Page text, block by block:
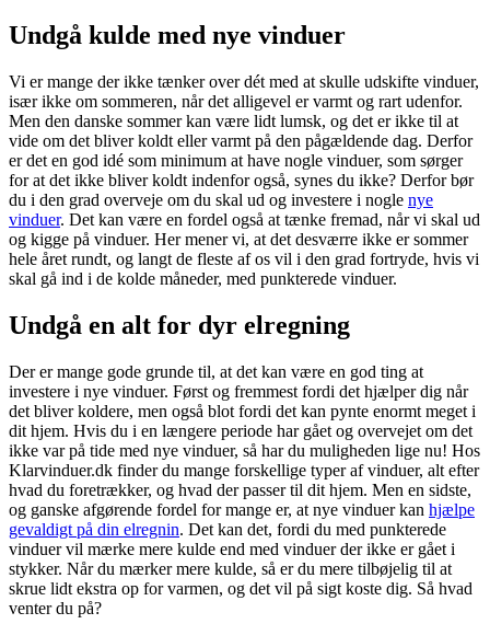
Undgå kulde med nye vinduer
Vi er mange der ikke tænker over dét med at skulle udskifte vinduer,
især ikke om sommeren, når det alligevel er varmt og rart udenfor.
Men den danske sommer kan være lidt lumsk, og det er ikke til at
vide om det bliver koldt eller varmt på den pågældende dag. Derfor
er det en god idé som minimum at have nogle vinduer, som sørger
for at det ikke bliver koldt indenfor også, synes du ikke? Derfor bør
du i den grad overveje om du skal ud og investere i nogle nye
vinduer. Det kan være en fordel også at tænke fremad, når vi skal ud
og kigge på vinduer. Her mener vi, at det desværre ikke er sommer
hele året rundt, og langt de fleste af os vil i den grad fortryde, hvis vi
skal gå ind i de kolde måneder, med punkterede vinduer.
Undgå en alt for dyr elregning
Der er mange gode grunde til, at det kan være en god ting at
investere i nye vinduer. Først og fremmest fordi det hjælper dig når
det bliver koldere, men også blot fordi det kan pynte enormt meget i
dit hjem. Hvis du i en længere periode har gået og overvejet om det
ikke var på tide med nye vinduer, så har du muligheden lige nu! Hos
Klarvinduer.dk finder du mange forskellige typer af vinduer, alt efter
hvad du foretrækker, og hvad der passer til dit hjem. Men en sidste,
og ganske afgørende fordel for mange er, at nye vinduer kan hjælpe
gevaldigt på din elregnin. Det kan det, fordi du med punkterede
vinduer vil mærke mere kulde end med vinduer der ikke er gået i
stykker. Når du mærker mere kulde, så er du mere tilbøjelig til at
skrue lidt ekstra op for varmen, og det vil på sigt koste dig. Så hvad
venter du på?